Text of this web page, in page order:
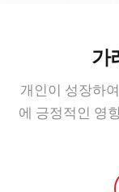
가
개인이 성장하
에 긍정적인 영